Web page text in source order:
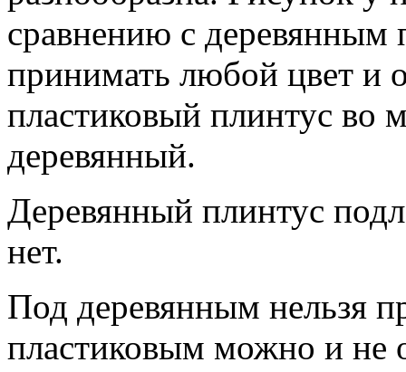
сравнению с деревянным
принимать любой цвет и
пластиковый плинтус во
деревянный.
Деревянный плинтус
нет.
Под деревянным нельзя
пластиковым можно и не